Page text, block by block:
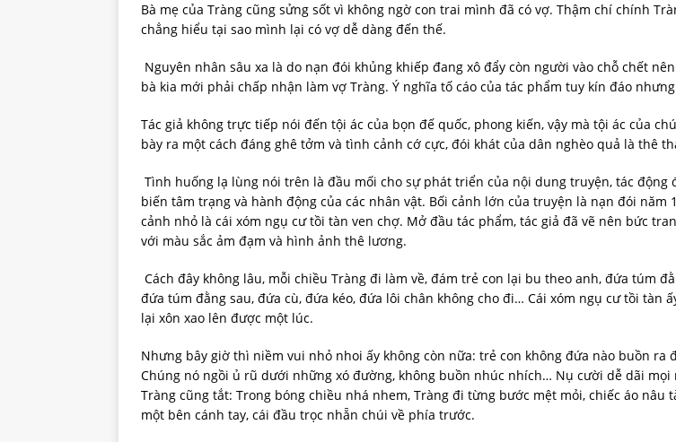
Bà mẹ của Tràng cũng sửng sốt vì không ngờ con trai mình đã có vợ. Thậm chí chính
chẳng hiểu tại sao mình lại có vợ dễ dàng đến thế.
Nguyên nhân sâu xa là do nạn đói khủng khiếp đang xô đẩy còn người vào chỗ chết
bà kia mới phải chấp nhận làm vợ Tràng. Ý nghĩa tố cáo của tác phẩm tuy kín đáo nhưng
Tác giả không trực tiếp nói đến tội ác của bọn đế quốc, phong kiến, vậy mà tội ác của
bày ra một cách đáng ghê tởm và tình cảnh cớ cực, đói khát của dân nghèo quả là thê
Tình huống lạ lùng nói trên là đầu mối cho sự phát triển của nội dung truyện, tác động
biến tâm trạng và hành động của các nhân vật. Bối cảnh lớn của truyện là nạn đói năm
cảnh nhỏ là cái xóm ngụ cư tồi tàn ven chợ. Mở đầu tác phẩm, tác giả đã vẽ nên bức
với màu sắc ảm đạm và hình ảnh thê lương.
Cách đây không lâu, mỗi chiều Tràng đi làm về, đám trẻ con lại bu theo anh, đứa túm
đứa túm đằng sau, đứa cù, đứa kéo, đứa lôi chân không cho đi… Cái xóm ngụ cư tồi tàn
lại xôn xao lên được một lúc.
Nhưng bây giờ thì niềm vui nhỏ nhoi ấy không còn nữa: trẻ con không đứa nào buồn ra
Chúng nó ngồi ủ rũ dưới những xó đường, không buồn nhúc nhích… Nụ cười dễ dãi mọi
Tràng cũng tắt: Trong bóng chiều nhá nhem, Tràng đi từng bước mệt mỏi, chiếc áo nâu
một bên cánh tay, cái đầu trọc nhẵn chúi về phía trước.